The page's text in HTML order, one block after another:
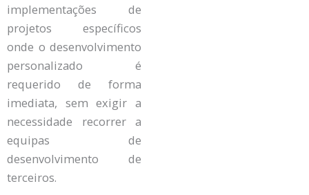
implementações de
projetos específicos
onde o desenvolvimento
personalizado é
requerido de forma
imediata, sem exigir a
necessidade recorrer a
equipas de
desenvolvimento de
terceiros.